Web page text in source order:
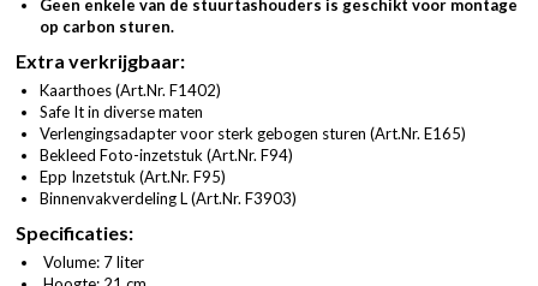
Geen enkele van de stuurtashouders is geschikt voor montage
op carbon sturen.
Extra verkrijgbaar:
Kaarthoes (Art.Nr. F1402)
Safe It in diverse maten
Verlengingsadapter voor sterk gebogen sturen (Art.Nr. E165)
Bekleed Foto-inzetstuk (Art.Nr. F94)
Epp Inzetstuk (Art.Nr. F95)
Binnenvakverdeling L (Art.Nr. F3903)
Specificaties:
Volume: 7 liter